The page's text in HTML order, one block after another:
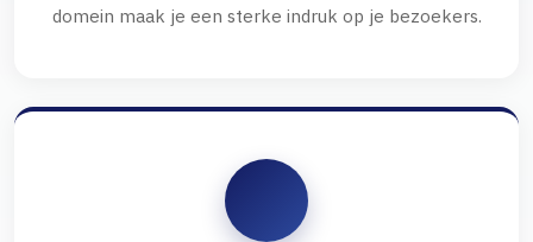
domein maak je een sterke indruk op je bezoekers.